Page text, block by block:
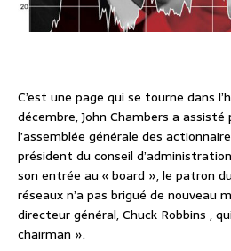
C’est une page qui se tourne dans
décembre, John Chambers a
l’assemblée générale des
président du conseil
son entrée au « board », le patron
réseaux n’a pas brigué de nouveau
directeur général, Chuck Robbins ,
chairman ».